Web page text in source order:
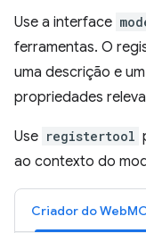
Use a interface
ferramentas. O
uma descrição e
propriedades
Use registertool
ao contexto do
Criador do